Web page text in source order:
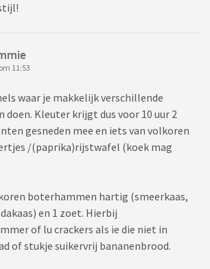
om 11:53
waar je makkelijk verschillende
Kleuter krijgt dus voor 10 uur 2
gesneden mee en iets van volkoren
/(paprika)rijstwafel (koek mag
boterhammen hartig (smeerkaas,
en 1 zoet. Hierbij
of lu crackers als ie die niet in
of stukje suikervrij bananenbrood.